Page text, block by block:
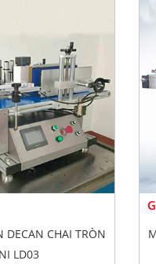
DECAN CHAI TRÒN
LD03